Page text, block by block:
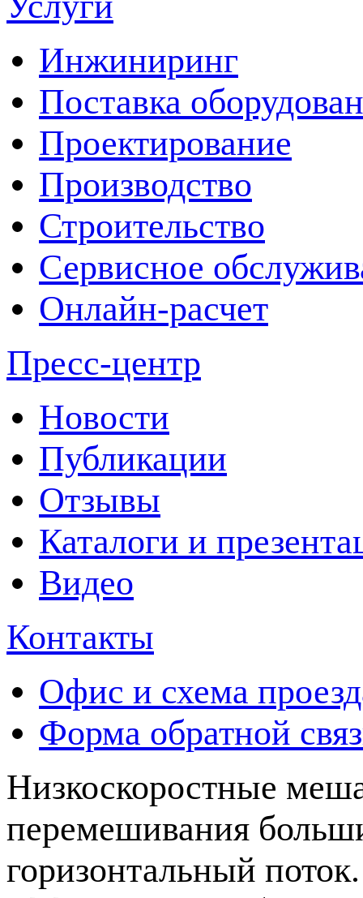
Инжиниринг
Поставка
Проектирование
Производство
Строительство
Сервисное
Онлайн-расчет
Пресс-центр
Новости
Публикации
Отзывы
Каталоги и
Видео
Контакты
Офис и схема
Форма обратной
Низкоскоростные
перемешивания
горизонтальный